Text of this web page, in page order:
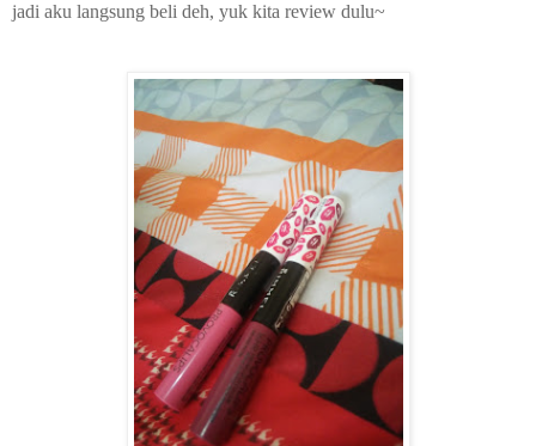
jadi aku langsung beli deh, yuk kita review dulu~